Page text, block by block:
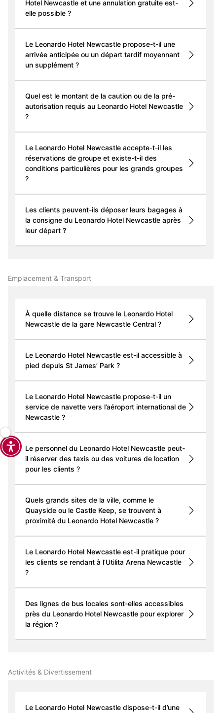
Hotel Newcastle et une annulation gratuite est-
elle possible ?
Le Leonardo Hotel Newcastle propose-t-il une
arrivée anticipée ou un départ tardif moyennant
un supplément ?
Quel est le montant de la caution ou de la pré-
autorisation requis au Leonardo Hotel Newcastle
?
Le Leonardo Hotel Newcastle accepte-t-il les
réservations de groupe et existe-t-il des
conditions particulières pour les grands groupes
?
Les clients peuvent-ils déposer leurs bagages à
la consigne du Leonardo Hotel Newcastle après
leur départ ?
Emplacement & Transport
À quelle distance se trouve le Leonardo Hotel
Newcastle de la gare Newcastle Central ?
Le Leonardo Hotel Newcastle est-il accessible à
pied depuis St James’ Park ?
Le Leonardo Hotel Newcastle propose-t-il un
service de navette vers l’aéroport international de
Newcastle ?
Le personnel du Leonardo Hotel Newcastle peut-
il réserver des taxis ou des voitures de location
pour les clients ?
Quels grands sites de la ville, comme le
Quayside ou le Castle Keep, se trouvent à
proximité du Leonardo Hotel Newcastle ?
Le Leonardo Hotel Newcastle est-il pratique pour
les clients se rendant à l’Utilita Arena Newcastle
?
Des lignes de bus locales sont-elles accessibles
près du Leonardo Hotel Newcastle pour explorer
la région ?
Activités & Divertissement
Le Leonardo Hotel Newcastle dispose-t-il d’une